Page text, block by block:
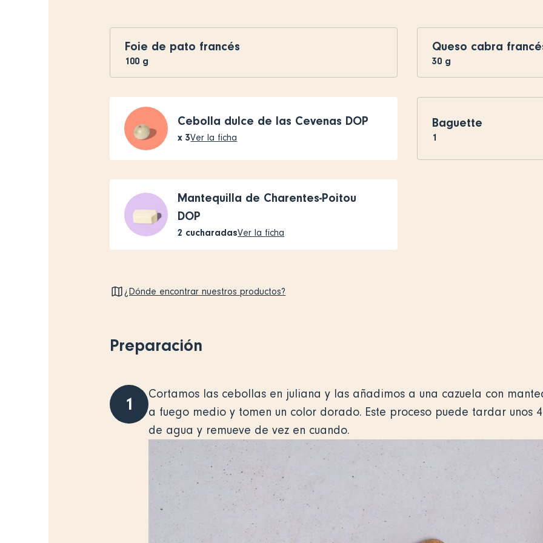
Foie de pato francés
100 g
Queso cabra
30 g
Cebolla dulce de las Cevenas DOP
x3Ver la ficha
Baguette
1
Mantequilla de Charentes-Poitou
DOP
2 cucharadasVer la ficha
¿Dónde encontrar nuestros productos?
Preparación
1
Cortamos las cebollas en juliana y las añadimos a una cazuela con
a fuego medio y tomen un color dorado. Este proceso puede tardar unos
de agua y remueve de vez en cuando.